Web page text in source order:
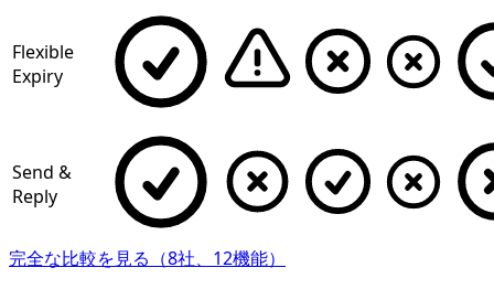
Flexible
Expiry
Send &
Reply
完全な比較を見る（8社、12機能）